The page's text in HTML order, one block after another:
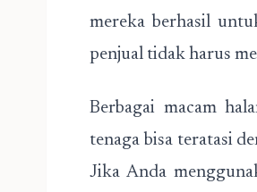
mereka berhasil
penjual tidak harus
Berbagai macam
tenaga bisa teratasi
Jika Anda